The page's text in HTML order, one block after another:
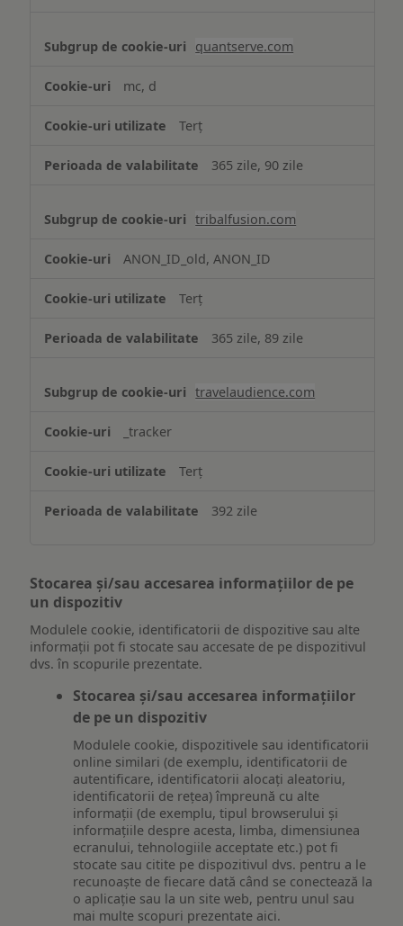
quantserve.com
mc, d
Terț
365 zile, 90 zile
tribalfusion.com
ANON_ID_old, ANON_ID
Terț
365 zile, 89 zile
travelaudience.com
_tracker
Terț
392 zile
Stocarea și/sau accesarea informațiilor de pe
un dispozitiv
Modulele cookie, identificatorii de dispozitive sau alte
informații pot fi stocate sau accesate de pe dispozitivul
dvs. în scopurile prezentate.
Stocarea și/sau accesarea informațiilor
de pe un dispozitiv
Modulele cookie, dispozitivele sau identificatorii
online similari (de exemplu, identificatorii de
autentificare, identificatorii alocați aleatoriu,
identificatorii de rețea) împreună cu alte
informații (de exemplu, tipul browserului și
informațiile despre acesta, limba, dimensiunea
ecranului, tehnologiile acceptate etc.) pot fi
stocate sau citite pe dispozitivul dvs. pentru a le
recunoaște de fiecare dată când se conectează la
o aplicație sau la un site web, pentru unul sau
mai multe scopuri prezentate aici.